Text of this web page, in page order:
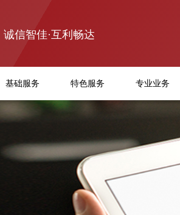
诚信智佳·互利畅达
基础服务 特色服务 专业业务